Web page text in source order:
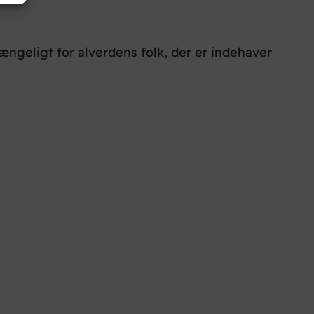
for alverdens folk, der er indehaver